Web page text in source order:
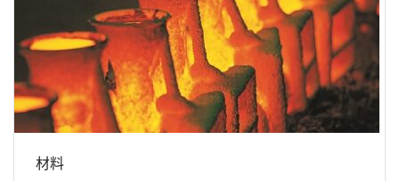
材料